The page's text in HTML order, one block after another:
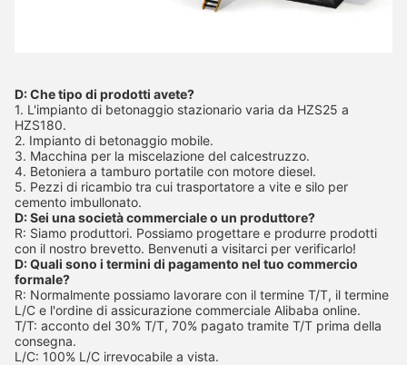
D: Che tipo di prodotti avete?
1. L'impianto di betonaggio stazionario varia da HZS25 a
HZS180.
2. Impianto di betonaggio mobile.
3. Macchina per la miscelazione del calcestruzzo.
4. Betoniera a tamburo portatile con motore diesel.
5. Pezzi di ricambio tra cui trasportatore a vite e silo per
cemento imbullonato.
D: Sei una società commerciale o un produttore?
R: Siamo produttori. Possiamo progettare e produrre prodotti
con il nostro brevetto. Benvenuti a visitarci per verificarlo!
D: Quali sono i termini di pagamento nel tuo commercio
formale?
R: Normalmente possiamo lavorare con il termine T/T, il termine
L/C e l'ordine di assicurazione commerciale Alibaba online.
T/T: acconto del 30% T/T, 70% pagato tramite T/T prima della
consegna.
L/C: 100% L/C irrevocabile a vista.